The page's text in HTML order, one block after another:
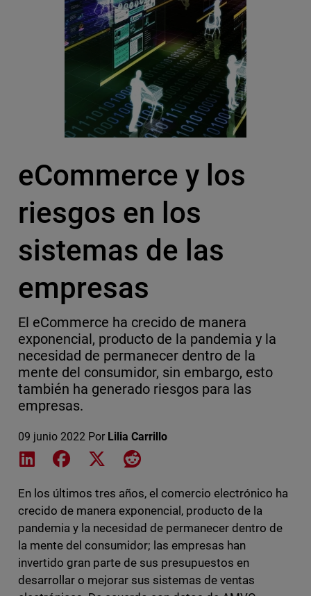
eCommerce y los
riesgos en los
sistemas de las
empresas
El eCommerce ha crecido de manera
exponencial, producto de la pandemia y la
necesidad de permanecer dentro de la
mente del consumidor, sin embargo, esto
también ha generado riesgos para las
empresas.
09 junio 2022 Por Lilia Carrillo
Share on LinkedIn
Share on Facebook
Share on XShare on Reddit
En los últimos tres años, el comercio electrónico ha
crecido de manera exponencial, producto de la
pandemia y la necesidad de permanecer dentro de
la mente del consumidor; las empresas han
invertido gran parte de sus presupuestos en
desarrollar o mejorar sus sistemas de ventas